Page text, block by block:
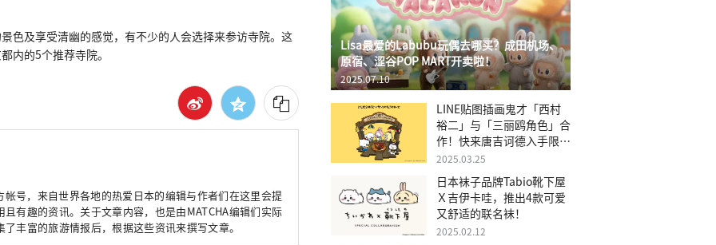
色及享受清幽的感觉，有不少的人会选择来参访寺院。这
内的5个推荐寺院。
帐号，来自世界各地的热爱日本的编辑与作者们在这里会提
有趣的资讯。关于文章内容，也是由MATCHA编辑们实际
丰富的旅游情报后，根据这些资讯来撰写文章。
Lisa最爱的Labubu玩偶去哪买？成田机场、
原宿、涩谷POP MART开卖啦！
2025.07.10
LINE贴图插画鬼才「西村
裕二」与「三丽鸥角色」合
作！快来唐吉诃德入手限量
商品
2025.03.25
日本袜子品牌Tabio靴下屋
Ｘ吉伊卡哇，推出4款可爱
又舒适的联名袜！
2025.02.12